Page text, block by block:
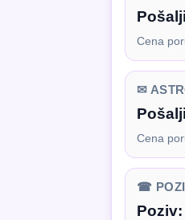
Cena
✉
Cena
☎
Poziv: